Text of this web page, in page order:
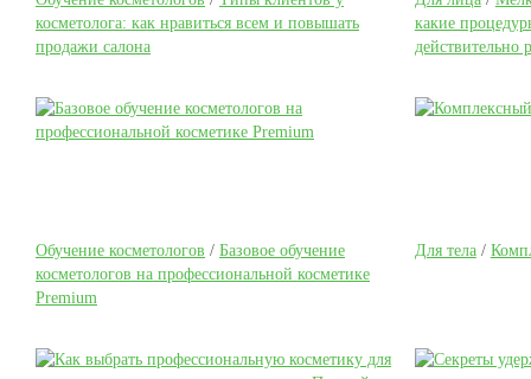
косметолога: как нравиться всем и повышать
продажи салона
какие
действительно
Обучение косметологов / Базовое обучение
косметологов на профессиональной косметике
Premium
Для тела /